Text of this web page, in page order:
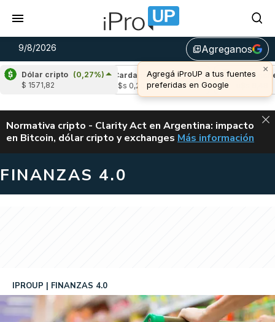
9/8/2026 library_addAgreganos
×
Agregá iProUP a tus fuentes
preferidas en Google
Dólar cripto (0,27%)
$ 1571,82
(-0,58%)
Cardano
(-1,40%)
u$s 0,20
Avalanche
(-
u$s 6,48
ALERTA
Normativa cripto - Clarity Act en Argentina: impacto
en Bitcoin, dólar cripto y exchanges CLARITY ACT EN
Más información
FINANZAS 4.0
IPROUP FINANZAS 4.0